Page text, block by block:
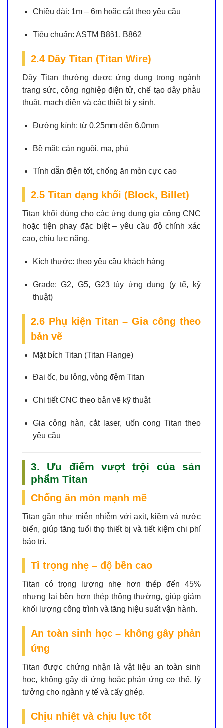
Chiều dài: 1m – 6m hoặc cắt theo yêu cầu
Tiêu chuẩn: ASTM B861, B862
2.4 Dây Titan (Titan Wire)
Dây Titan thường được ứng dụng trong ngành
trang sức, công nghiệp điện tử, chế tạo dây phẫu
thuật, mạch điện và các thiết bị y sinh.
Đường kính: từ 0.25mm đến 6.0mm
Bề mặt: cán nguội, mạ, phủ
Tính dẫn điện tốt, chống ăn mòn cực cao
2.5 Titan dạng khối (Block, Billet)
Titan khối dùng cho các ứng dụng gia công CNC
hoặc tiện phay đặc biệt – yêu cầu độ chính xác
cao, chịu lực nặng.
Kích thước: theo yêu cầu khách hàng
Grade: G2, G5, G23 tùy ứng dụng (y tế, kỹ
thuật)
2.6 Phụ kiện Titan – Gia công theo
bản vẽ
Mặt bích Titan (Titan Flange)
Đai ốc, bu lông, vòng đệm Titan
Chi tiết CNC theo bản vẽ kỹ thuật
Gia công hàn, cắt laser, uốn cong Titan theo
yêu cầu
3. Ưu điểm vượt trội của sản
phẩm Titan
Chống ăn mòn mạnh mẽ
Titan gần như miễn nhiễm với axit, kiềm và nước
biển, giúp tăng tuổi thọ thiết bị và tiết kiệm chi phí
bảo trì.
Tỉ trọng nhẹ – độ bền cao
Titan có trọng lượng nhẹ hơn thép đến 45%
nhưng lại bền hơn thép thông thường, giúp giảm
khối lượng công trình và tăng hiệu suất vận hành.
An toàn sinh học – không gây phản
ứng
Titan được chứng nhận là vật liệu an toàn sinh
học, không gây dị ứng hoặc phản ứng cơ thể, lý
tưởng cho ngành y tế và cấy ghép.
Chịu nhiệt và chịu lực tốt